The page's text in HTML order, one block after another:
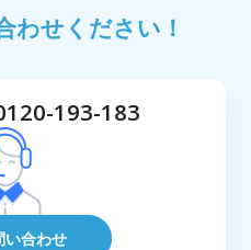
わせください！
193-183
い合わせ